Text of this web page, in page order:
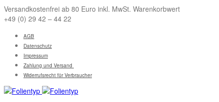
Versandkostenfrei ab 80 Euro inkl. MwSt. Warenkorbwert
+49 (0) 29 42 – 44 22
AGB
Datenschutz
Impressum
Zahlung und Versand
Widerrufsrecht für Verbraucher